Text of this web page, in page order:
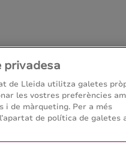
privadesa
de Lleida utilitza galetes
les vostres preferències
de màrqueting. Per a més
de política de galetes